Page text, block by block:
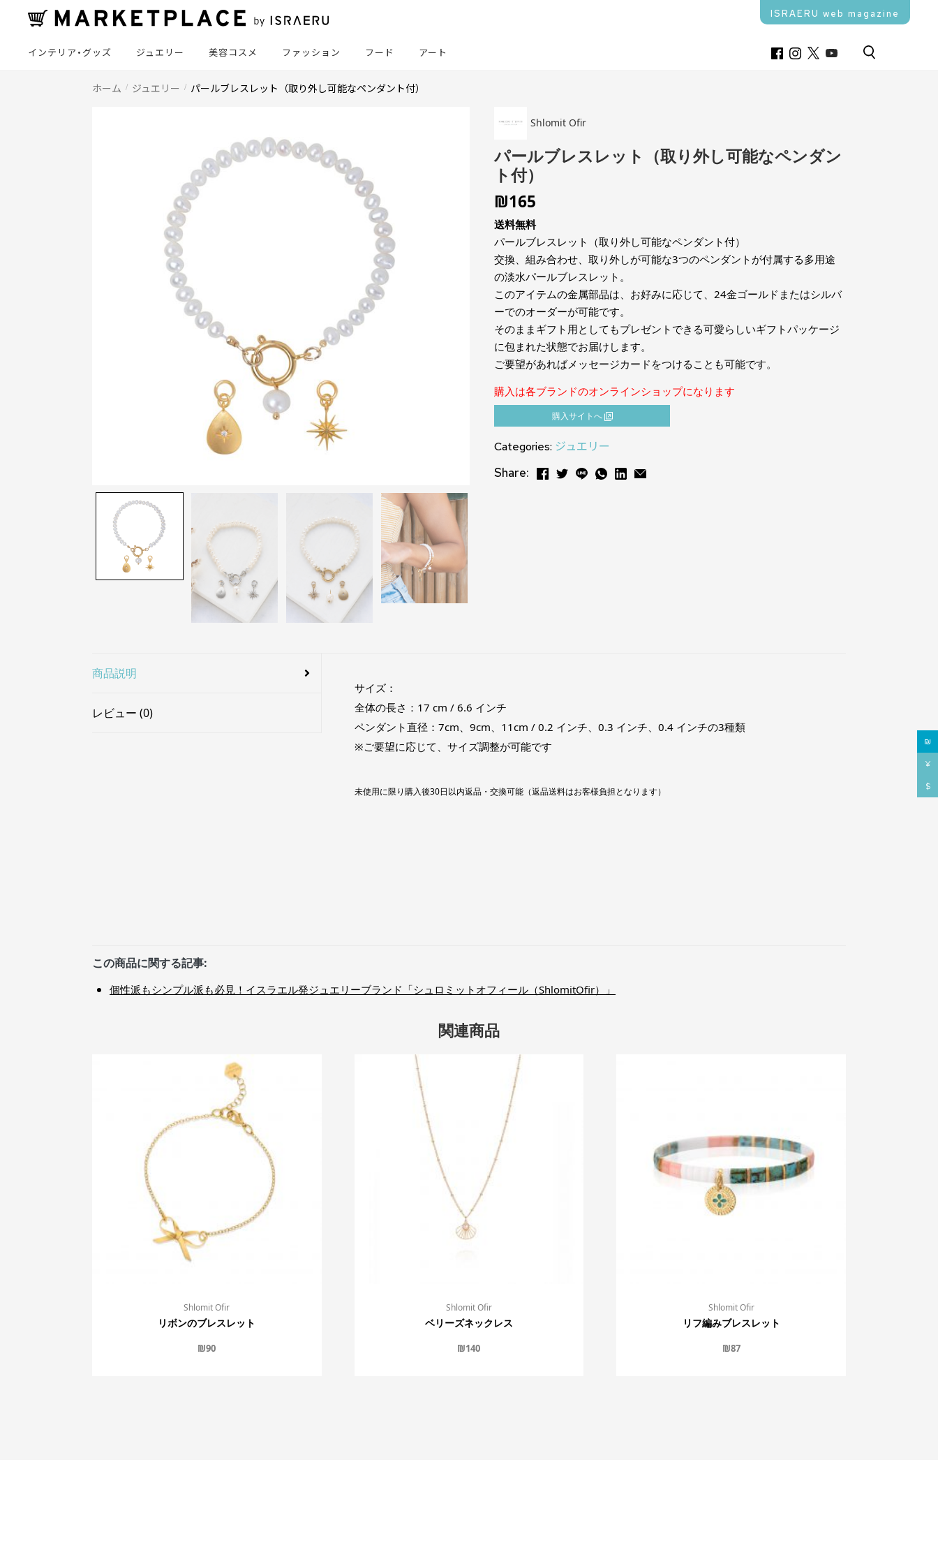
₪
¥
$
ISRAERU web magazine
インテリア・グッズ ジュエリー 美容コスメ ファッション フード アート
ホーム ジュエリー パールブレスレット（取り外し可能なペンダント付）
Shlomit Ofir
パールブレスレット（取り外し可能なペンダン
ト付）
₪165
送料無料
パールブレスレット（取り外し可能なペンダント付）
交換、組み合わせ、取り外しが可能な3つのペンダントが付属する多用途
の淡水パールブレスレット。
このアイテムの金属部品は、お好みに応じて、24金ゴールドまたはシルバ
ーでのオーダーが可能です。
そのままギフト用としてもプレゼントできる可愛らしいギフトパッケージ
に包まれた状態でお届けします。
ご要望があればメッセージカードをつけることも可能です。
購入は各ブランドのオンラインショップになります
購⼊サイトへ
Categories: ジュエリー
Share:
商品説明
レビュー (0)
サイズ：
全体の長さ：17 cm / 6.6 インチ
ペンダント直径：7cm、9cm、11cm / 0.2 インチ、0.3 インチ、0.4 インチの3種類
※ご要望に応じて、サイズ調整が可能です
未使用に限り購入後30日以内返品・交換可能（返品送料はお客様負担となります）
この商品に関する記事:
個性派もシンプル派も必見！イスラエル発ジュエリーブランド「シュロミットオフィール（ShlomitOfir）」
関連商品
Shlomit Ofir
リボンのブレスレット
₪90
Shlomit Ofir
ベリーズネックレス
₪140
Shlomit Ofir
リフ編みブレスレット
₪87